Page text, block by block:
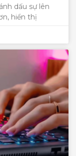
dấu sự lên
hiển thị